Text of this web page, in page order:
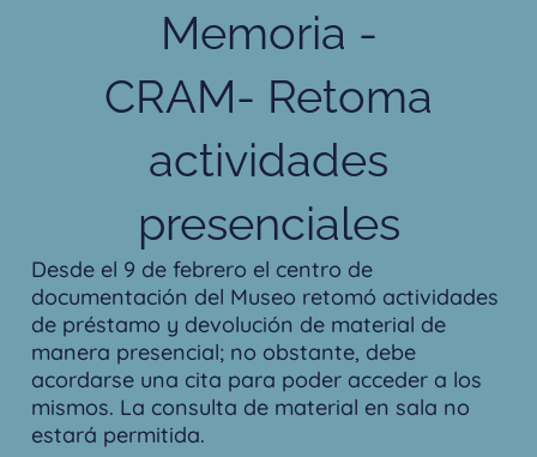
Memoria -
CRAM- Retoma
actividades
presenciales
Desde el 9 de febrero el centro de
documentación del Museo retomó actividades
de préstamo y devolución de material de
manera presencial; no obstante, debe
acordarse una cita para poder acceder a los
mismos. La consulta de material en sala no
estará permitida.